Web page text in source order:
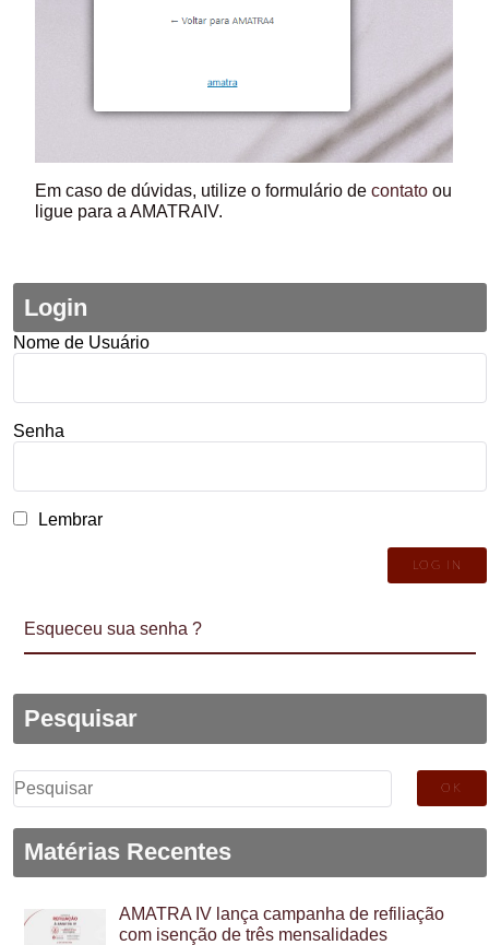
Em caso de dúvidas, utilize o formulário decontato ou
ligue para a AMATRAIV.
Login
Nome de Usuário
Senha
Lembrar
Esqueceu sua senha ?
Pesquisar
Pesquisar
por:
Matérias Recentes
AMATRA IV lança campanha de refiliação
com isenção de três mensalidades